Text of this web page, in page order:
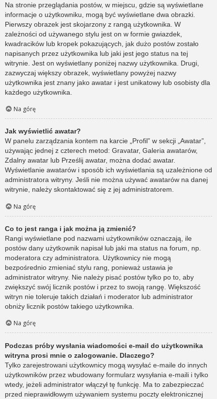
Na stronie przeglądania postów, w miejscu, gdzie są wyświetlane
informacje o użytkowniku, mogą być wyświetlane dwa obrazki.
Pierwszy obrazek jest skojarzony z rangą użytkownika. W
zależności od używanego stylu jest on w formie gwiazdek,
kwadracików lub kropek pokazujących, jak dużo postów zostało
napisanych przez użytkownika lub jaki jest jego status na tej
witrynie. Jest on wyświetlany poniżej nazwy użytkownika. Drugi,
zazwyczaj większy obrazek, wyświetlany powyżej nazwy
użytkownika jest znany jako awatar i jest unikatowy lub osobisty dla
każdego użytkownika.
Na górę
Jak wyświetlić awatar?
W panelu zarządzania kontem na karcie „Profil” w sekcji „Awatar”,
używając jednej z czterech metod: Gravatar, Galeria awatarów,
Zdalny awatar lub Prześlij awatar, można dodać awatar.
Wyświetlanie awatarów i sposób ich wyświetlania są uzależnione od
administratora witryny. Jeśli nie można używać awatarów na danej
witrynie, należy skontaktować się z jej administratorem.
Na górę
Co to jest ranga i jak można ją zmienić?
Rangi wyświetlane pod nazwami użytkowników oznaczają, ile
postów dany użytkownik napisał lub jaki ma status na forum, np.
moderatora czy administratora. Użytkownicy nie mogą
bezpośrednio zmieniać stylu rang, ponieważ ustawia je
administrator witryny. Nie należy pisać postów tylko po to, aby
zwiększyć swój licznik postów i przez to swoją rangę. Większość
witryn nie toleruje takich działań i moderator lub administrator
obniży licznik postów takiego użytkownika.
Na górę
Podczas próby wysłania wiadomości e-mail do użytkownika
witryna prosi mnie o zalogowanie. Dlaczego?
Tylko zarejestrowani użytkownicy mogą wysyłać e-maile do innych
użytkowników przez wbudowany formularz wysyłania e-maili i tylko
wtedy, jeżeli administrator włączył tę funkcję. Ma to zabezpieczać
przed nieprawidłowym używaniem systemu poczty elektronicznej